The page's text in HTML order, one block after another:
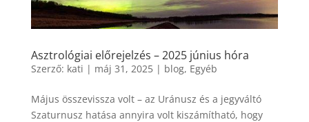
Asztrológiai előrejelzés – 2025 június hóra
Szerző: kati | máj 31, 2025| blog, Egyéb
Május összevissza volt – az Uránusz és a jegyváltó
Szaturnusz hatása annyira volt kiszámítható, hogy